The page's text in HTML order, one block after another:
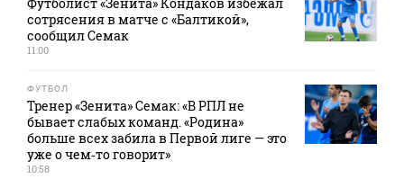
сотрясения в матче с «Балтикой»,
сообщил Семак
11:00
ФУТБОЛ
Тренер «Зенита» Семак: «В РПЛ не
бывает слабых команд. «Родина»
больше всех забила в Первой лиге — это
уже о чем‑то говорит»
10:58